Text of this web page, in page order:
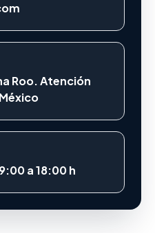
Roo. Atención
a 18:00 h